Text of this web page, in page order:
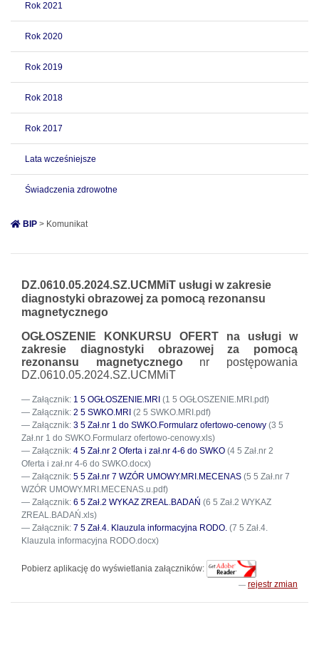
Rok 2021
Rok 2020
Rok 2019
Rok 2018
Rok 2017
Lata wcześniejsze
Świadczenia zdrowotne
BIP > Komunikat
DZ.0610.05.2024.SZ.UCMMiT usługi w zakresie
diagnostyki obrazowej za pomocą rezonansu
magnetycznego
OGŁOSZENIE KONKURSU OFERT na usługi w
zakresie diagnostyki obrazowej za pomocą
rezonansu magnetycznego nr postępowania
DZ.0610.05.2024.SZ.UCMMiT
Załącznik: 1 5 OGŁOSZENIE.MRI (1 5 OGŁOSZENIE.MRI.pdf)
Załącznik: 2 5 SWKO.MRI (2 5 SWKO.MRI.pdf)
Załącznik: 3 5 Zał.nr 1 do SWKO.Formularz ofertowo-cenowy (3 5
Zał.nr 1 do SWKO.Formularz ofertowo-cenowy.xls)
Załącznik: 4 5 Zał.nr 2 Oferta i zał.nr 4-6 do SWKO (4 5 Zał.nr 2
Oferta i zał.nr 4-6 do SWKO.docx)
Załącznik: 5 5 Zał.nr 7 WZÓR UMOWY.MRI.MECENAS (5 5 Zał.nr 7
WZÓR UMOWY.MRI.MECENAS.u.pdf)
Załącznik: 6 5 Zał.2 WYKAZ ZREAL.BADAŃ (6 5 Zał.2 WYKAZ
ZREAL.BADAŃ.xls)
Załącznik: 7 5 Zał.4. Klauzula informacyjna RODO. (7 5 Zał.4.
Klauzula informacyjna RODO.docx)
Pobierz aplikację do wyświetlania załączników:
rejestr zmian